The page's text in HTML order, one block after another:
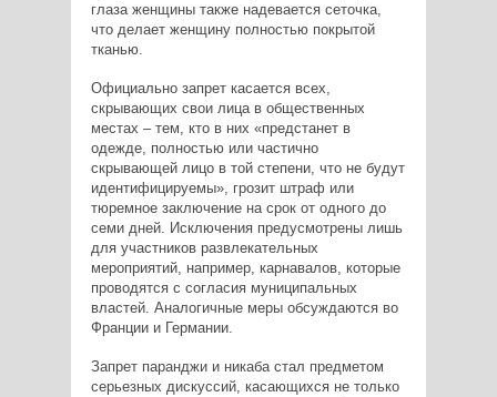
глаза женщины также надевается сеточка,
что делает женщину полностью покрытой
тканью.
Официально запрет касается всех,
скрывающих свои лица в общественных
местах – тем, кто в них «предстанет в
одежде, полностью или частично
скрывающей лицо в той степени, что не будут
идентифицируемы», грозит штраф или
тюремное заключение на срок от одного до
семи дней. Исключения предусмотрены лишь
для участников развлекательных
мероприятий, например, карнавалов, которые
проводятся с согласия муниципальных
властей. Аналогичные меры обсуждаются во
Франции и Германии.
Запрет паранджи и никаба стал предметом
серьезных дискуссий, касающихся не только